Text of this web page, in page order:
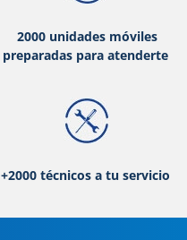
2000 unidades móviles
preparadas para atenderte
+2000 técnicos a tu servicio